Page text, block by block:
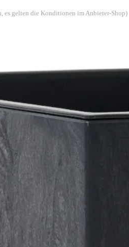
es gelten die Konditionen im Anbieter-Shop)